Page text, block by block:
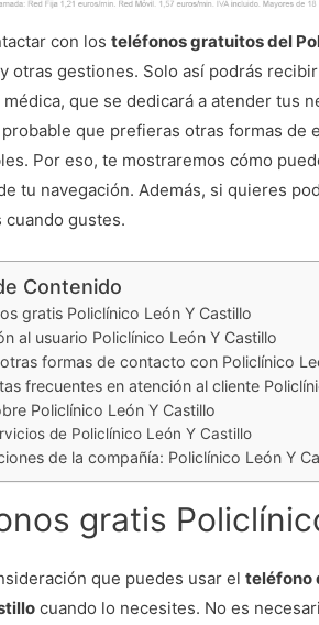
con losteléfonos gratuitos del
otras gestiones. Solo así podrás
que se dedicará a atender tus
que prefieras otras formas de
Por eso, te mostraremos cómo
tu navegación. Además, si quieres
cuando gustes.
Contenido
gratis Policlínico León Y Castillo
al usuario Policlínico León Y Castillo
formas de contacto con Policlínico
frecuentes en atención al cliente
Policlínico León Y Castillo
de Policlínico León Y Castillo
de la compañía: Policlínico León Y
gratis
que puedes usar elteléfono
cuando lo necesites. No es